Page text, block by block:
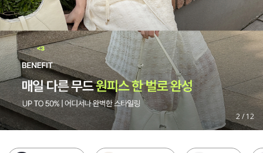
MADE
세트할인 ~30%
하객룩
살안타템
110사이즈
니트
블라우스
원피스
팬츠
스커트 3/12